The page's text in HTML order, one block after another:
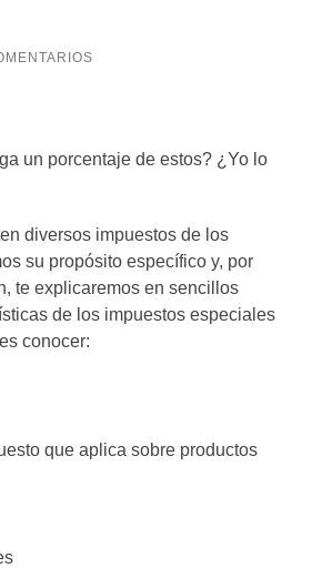
un porcentaje de estos? ¿Yo lo
diversos impuestos de los
su propósito específico y, por
te explicaremos en sencillos
de los impuestos especiales
conocer:
que aplica sobre productos